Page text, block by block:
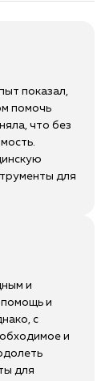
показал,
помочь
что без
для
и
и
с
и
для